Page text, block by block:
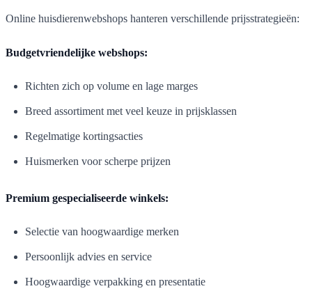
Online huisdierenwebshops hanteren verschillende prijsstrategieën:
Budgetvriendelijke webshops:
Richten zich op volume en lage marges
Breed assortiment met veel keuze in prijsklassen
Regelmatige kortingsacties
Huismerken voor scherpe prijzen
Premium gespecialiseerde winkels:
Selectie van hoogwaardige merken
Persoonlijk advies en service
Hoogwaardige verpakking en presentatie